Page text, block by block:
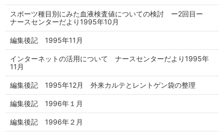
スポーツ種目別にみた血液検査値についての検討 ー2回目ー
ナースセンターだより1995年10月
編集後記 1995年11月
インターネットの活用について ナースセンターだより1995年
11月
編集後記 1995年12月 外来カルテとレントゲン袋の整理
編集後記 1996年１月
編集後記 1996年２月